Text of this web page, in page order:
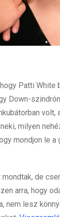
Patti White
Down-
volt,
milyen
mondjon le a
mondtak, de
arra, hogy
nem lesz